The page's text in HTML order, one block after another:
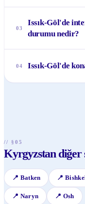
seferleri bulunur.
Daha uzak ve
03
Issık-Göl'de
durumu nedir?
Wi-Fi erişimi
veya dağlık
04 Issık-Göl'de
// §05
Kyrgyzstan diğer
📍 Batken 📍
📍 Naryn 📍 Osh